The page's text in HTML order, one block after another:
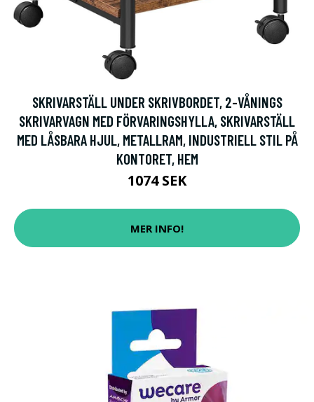
SKRIVARSTÄLL UNDER SKRIVBORDET, 2-VÅNINGS
SKRIVARVAGN MED FÖRVARINGSHYLLA, SKRIVARSTÄLL
MED LÅSBARA HJUL, METALLRAM, INDUSTRIELL STIL PÅ
KONTORET, HEM
1074 SEK
MER INFO!